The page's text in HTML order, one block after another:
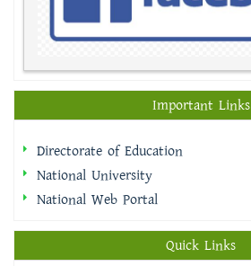
Important Links
Directorate of Education
National University
National Web Portal
Quick Links